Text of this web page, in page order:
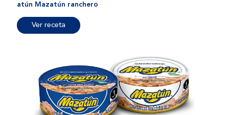
atún Mazatún ranchero
Ver receta